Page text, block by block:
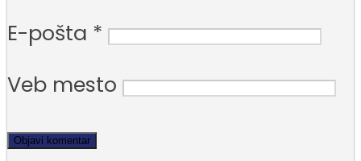
E-pošta *
Veb mesto